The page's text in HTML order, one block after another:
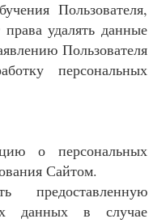
Пользователя,
удалять данные
Пользователя
персональных
о персональных
Сайтом.
предоставленную
данных в случае